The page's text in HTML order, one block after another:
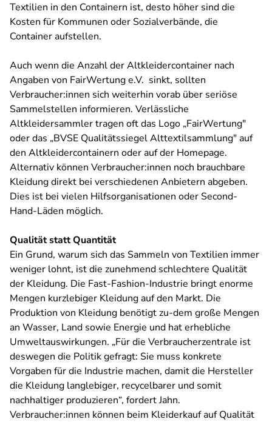
Textilien in den Containern ist, desto höher sind die
Kosten für Kommunen oder Sozialverbände, die
Container aufstellen.
Auch wenn die Anzahl der Altkleidercontainer nach
Angaben von FairWertung e.V. sinkt, sollten
Verbraucher:innen sich weiterhin vorab über seriöse
Sammelstellen informieren. Verlässliche
Altkleidersammler tragen oft das Logo „FairWertung"
oder das „BVSE Qualitätssiegel Alttextilsammlung" auf
den Altkleidercontainern oder auf der Homepage.
Alternativ können Verbraucher:innen noch brauchbare
Kleidung direkt bei verschiedenen Anbietern abgeben.
Dies ist bei vielen Hilfsorganisationen oder Second-
Hand-Läden möglich.
Qualität statt Quantität
Ein Grund, warum sich das Sammeln von Textilien immer
weniger lohnt, ist die zunehmend schlechtere Qualität
der Kleidung. Die Fast-Fashion-Industrie bringt enorme
Mengen kurzlebiger Kleidung auf den Markt. Die
Produktion von Kleidung benötigt zu-dem große Mengen
an Wasser, Land sowie Energie und hat erhebliche
Umweltauswirkungen. „Für die Verbraucherzentrale ist
deswegen die Politik gefragt: Sie muss konkrete
Vorgaben für die Industrie machen, damit die Hersteller
die Kleidung langlebiger, recycelbarer und somit
nachhaltiger produzieren“, fordert Jahn.
Verbraucher:innen können beim Kleiderkauf auf Qualität